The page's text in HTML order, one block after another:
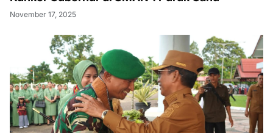
November 17, 2025